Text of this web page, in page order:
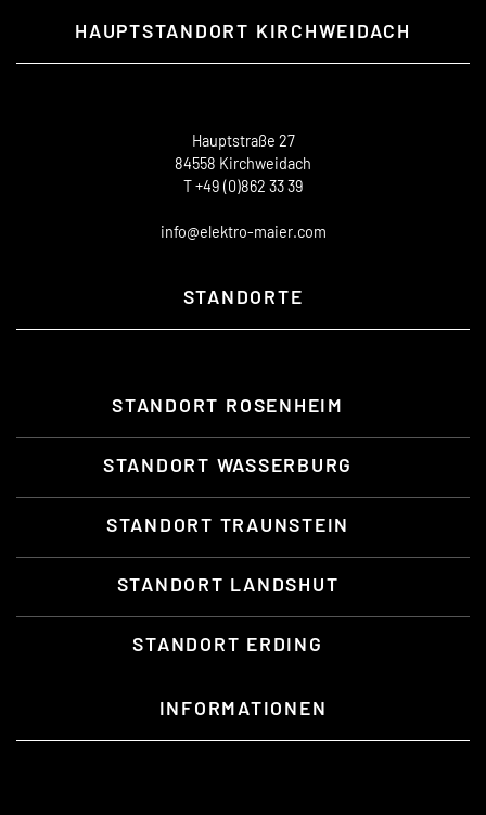
HAUPTSTANDORT KIRCHWEIDACH
Hauptstraße 27
84558 Kirchweidach
T +49 (0)862 33 39
info@elektro-maier.com
STANDORTE
STANDORT ROSENHEIM
STANDORT WASSERBURG
STANDORT TRAUNSTEIN
STANDORT LANDSHUT
STANDORT ERDING
INFORMATIONEN